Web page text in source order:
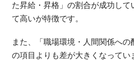
た昇給・昇格」の割合が成功して
て高いが特徴です。
また、「職場環境・人間関係へ
の項目よりも差が大きくなってい